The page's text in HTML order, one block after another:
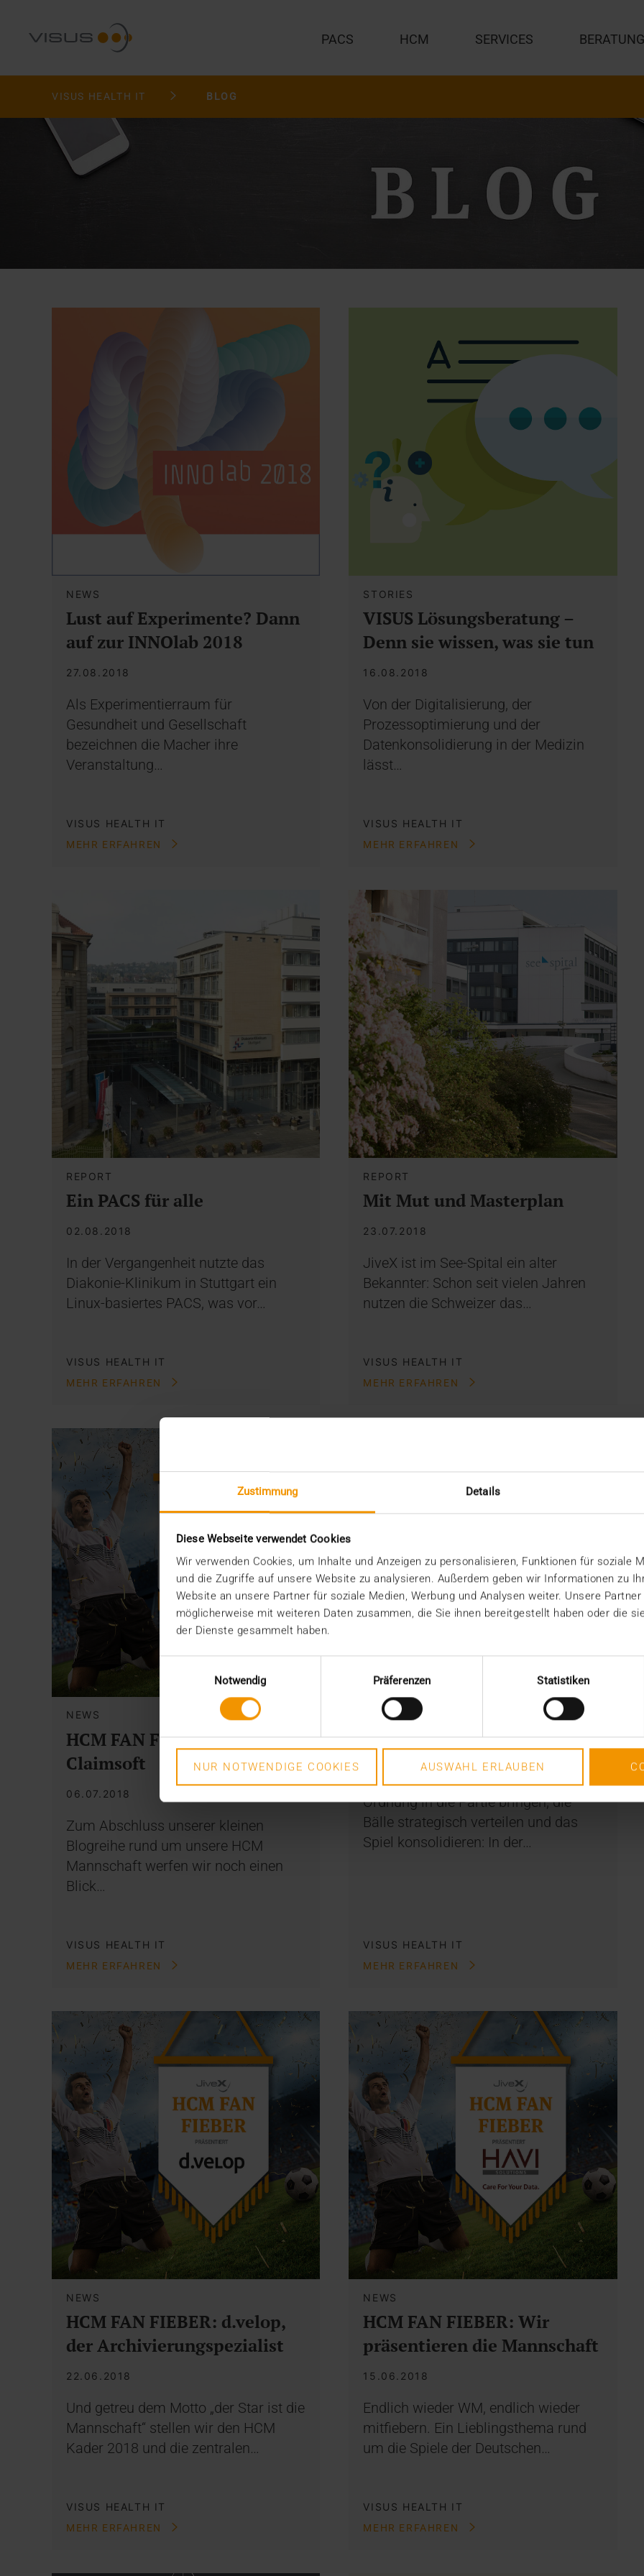
Zustimmung Details
Diese Webseite verwendet Cookies
Wir verwenden Cookies, um Inhalte und Anzeigen zu personalisieren, Funktionen für soziale
und die Zugriffe auf unsere Website zu analysieren. Außerdem geben wir Informationen zu
Website an unsere Partner für soziale Medien, Werbung und Analysen weiter. Unsere
möglicherweise mit weiteren Daten zusammen, die Sie ihnen bereitgestellt haben oder die
der Dienste gesammelt haben.
Notwendig
Präferenzen Statistiken
NUR NOTWENDIGE COOKIES AUSWAHL ERLAUBEN
PACS HCM SERVICES BERATUNG
VISUS HEALTH IT BLOG
NEWS
Lust auf Experimente? Dann
auf zur INNOlab 2018
27.08.2018
Als Experimentierraum für
Gesundheit und Gesellschaft
bezeichnen die Macher ihre
Veranstaltung…
VISUS HEALTH IT
MEHR ERFAHREN
STORIES
VISUS Lösungsberatung –
Denn sie wissen, was sie tun
16.08.2018
Von der Digitalisierung, der
Prozessoptimierung und der
Datenkonsolidierung in der Medizin
lässt…
VISUS HEALTH IT
MEHR ERFAHREN
REPORT
Ein PACS für alle
02.08.2018
In der Vergangenheit nutzte das
Diakonie-Klinikum in Stuttgart ein
Linux-basiertes PACS, was vor…
VISUS HEALTH IT
MEHR ERFAHREN
REPORT
Mit Mut und Masterplan
23.07.2018
JiveX ist im See-Spital ein alter
Bekannter: Schon seit vielen Jahren
nutzen die Schweizer das…
VISUS HEALTH IT
MEHR ERFAHREN
NEWS
HCM FAN FIEBER: Mentana-
Claimsoft
06.07.2018
Zum Abschluss unserer kleinen
Blogreihe rund um unsere HCM
Mannschaft werfen wir noch einen
Blick…
VISUS HEALTH IT
MEHR ERFAHREN
NEWS
HCM FAN FIEBER: x-tention
27.06.2018
Ordnung in die Partie bringen, die
Bälle strategisch verteilen und das
Spiel konsolidieren: In der…
VISUS HEALTH IT
MEHR ERFAHREN
NEWS
HCM FAN FIEBER: d.velop,
der Archivierungspezialist
22.06.2018
Und getreu dem Motto „der Star ist die
Mannschaft“ stellen wir den HCM
Kader 2018 und die zentralen…
VISUS HEALTH IT
MEHR ERFAHREN
NEWS
HCM FAN FIEBER: Wir
präsentieren die Mannschaft
15.06.2018
Endlich wieder WM, endlich wieder
mitfiebern. Ein Lieblingsthema rund
um die Spiele der Deutschen…
VISUS HEALTH IT
MEHR ERFAHREN